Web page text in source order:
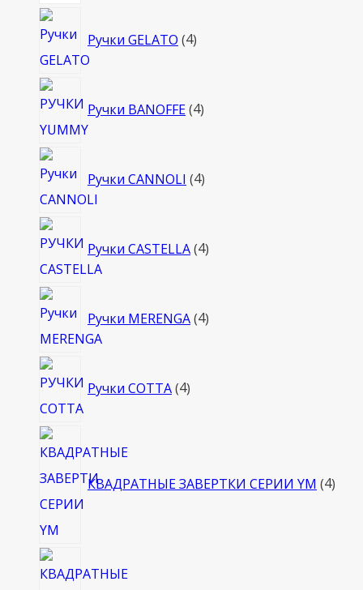
Ручки GELATO 4товара
Ручки BANOFFE 4товара
Ручки CANNOLI 4товара
Ручки CASTELLA 4товара
Ручки MERENGA 4товара
Ручки COTTA 4товара
КВАДРАТНЫЕ ЗАВЕРТКИ СЕРИИ YM 4